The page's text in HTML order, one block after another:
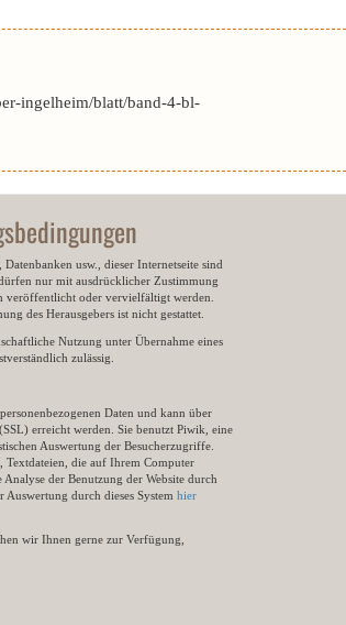
ingelheim/blatt/band-4-bl-
usw., dieser Internetseite sind
nur mit ausdrücklicher Zustimmung
veröffentlicht oder vervielfältigt werden.
des Herausgebers ist nicht gestattet.
Nutzung unter Übernahme eines
zulässig.
Daten und kann über
erreicht werden. Sie benutzt Piwik, eine
Auswertung der Besucherzugriffe.
Textdateien, die auf Ihrem Computer
der Benutzung der Website durch
durch dieses System hier
wir Ihnen gerne zur Verfügung,